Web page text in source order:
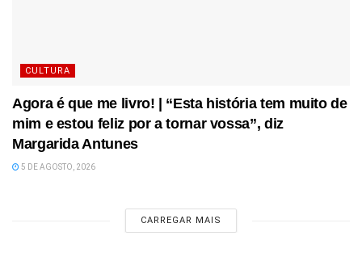
CULTURA
Agora é que me livro! | “Esta história tem muito de
mim e estou feliz por a tornar vossa”, diz
Margarida Antunes
5 DE AGOSTO, 2026
CARREGAR MAIS